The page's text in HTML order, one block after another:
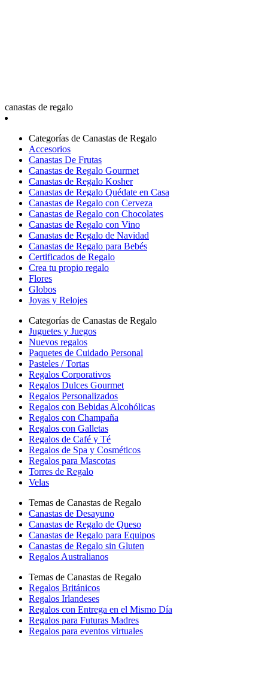
canastas de regalo
Categorías de Canastas de Regalo
Accesorios
Canastas De Frutas
Canastas de Regalo Gourmet
Canastas de Regalo Kosher
Canastas de Regalo Quédate en Casa
Canastas de Regalo con Cerveza
Canastas de Regalo con Chocolates
Canastas de Regalo con Vino
Canastas de Regalo de Navidad
Canastas de Regalo para Bebés
Certificados de Regalo
Crea tu propio regalo
Flores
Globos
Joyas y Relojes
Categorías de Canastas de Regalo
Juguetes y Juegos
Nuevos regalos
Paquetes de Cuidado Personal
Pasteles / Tortas
Regalos Corporativos
Regalos Dulces Gourmet
Regalos Personalizados
Regalos con Bebidas Alcohólicas
Regalos con Champaña
Regalos con Galletas
Regalos de Café y Té
Regalos de Spa y Cosméticos
Regalos para Mascotas
Torres de Regalo
Velas
Temas de Canastas de Regalo
Canastas de Desayuno
Canastas de Regalo de Queso
Canastas de Regalo para Equipos
Canastas de Regalo sin Gluten
Regalos Australianos
Temas de Canastas de Regalo
Regalos Británicos
Regalos Irlandeses
Regalos con Entrega en el Mismo Día
Regalos para Futuras Madres
Regalos para eventos virtuales